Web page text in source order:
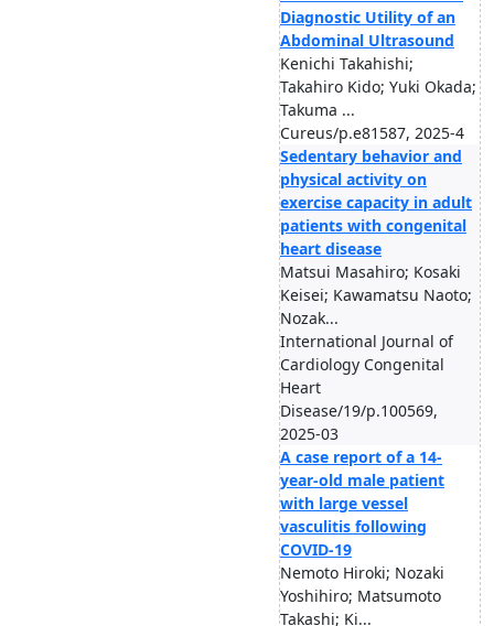
Diagnostic Utility of an
Abdominal Ultrasound
Kenichi Takahishi;
Takahiro Kido; Yuki Okada;
Takuma ...
Cureus/p.e81587, 2025-4
Sedentary behavior and
physical activity on
exercise capacity in adult
patients with congenital
heart disease
Matsui Masahiro; Kosaki
Keisei; Kawamatsu Naoto;
Nozak...
International Journal of
Cardiology Congenital
Heart
Disease/19/p.100569,
2025-03
A case report of a 14-
year-old male patient
with large vessel
vasculitis following
COVID-19
Nemoto Hiroki; Nozaki
Yoshihiro; Matsumoto
Takashi; Ki...